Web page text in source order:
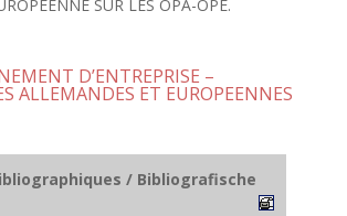
SUR LES OPA-OPE.
D’ENTREPRISE –
ALLEMANDES ET EUROPEENNES
/ Bibliografische